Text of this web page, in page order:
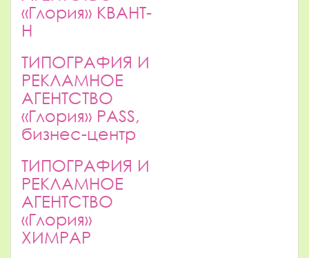
«Глория» КВАНТ-
Н
ТИПОГРАФИЯ И
РЕКЛАМНОЕ
АГЕНТСТВО
«Глория» PASS,
бизнес-центр
ТИПОГРАФИЯ И
РЕКЛАМНОЕ
АГЕНТСТВО
«Глория»
ХИМРАР